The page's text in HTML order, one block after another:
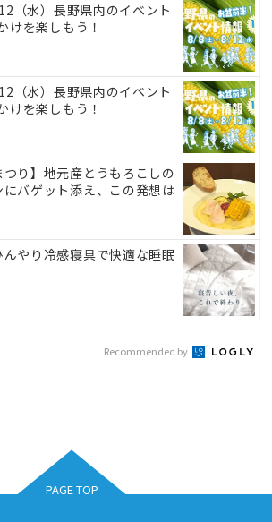
（水）長野県内のイベント
を楽しもう！
（水）長野県内のイベント
を楽しもう！
つり】地元産とうもろこしの
バゲット添え、この発想は
んやり冷感寝具で快適な睡眠
Recommended by
PAGE TOP